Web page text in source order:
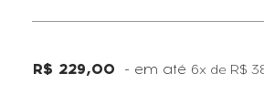
R$ 229,00 6x de R$